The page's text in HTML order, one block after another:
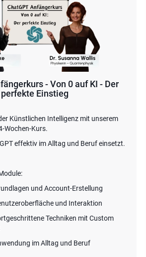
- Von 0 auf KI - Der
perfekte Einstieg
Künstlichen Intelligenz mit unserem
Wochen-Kurs.
effektiv im Alltag und Beruf einsetzt.
und Account-Erstellung
und Interaktion
Techniken mit Custom
im Alltag und Beruf